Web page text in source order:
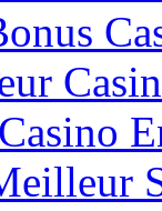
Casino